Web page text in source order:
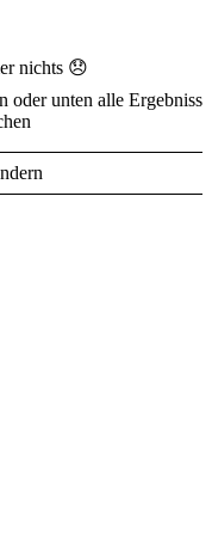
nichts 😞
unten alle Ergebnisse